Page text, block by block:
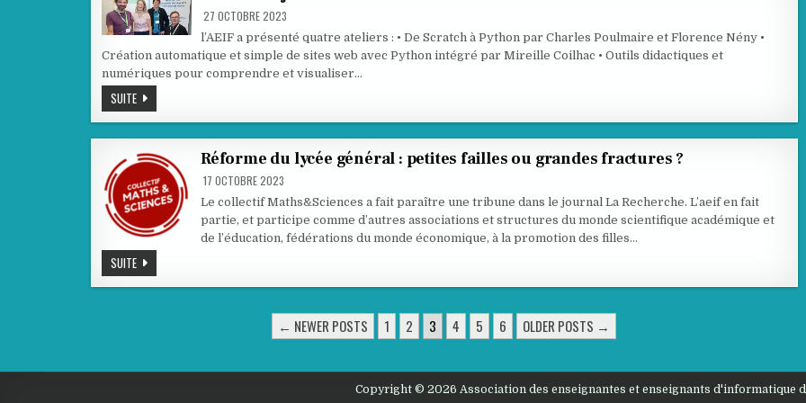
27 OCTOBRE 2023
l’AEIF a présenté quatre ateliers : • De Scratch à Python par Charles Poulmaire et Florence Nény •
Création automatique et simple de sites web avec Python intégré par Mireille Coilhac • Outils didactiques et
numériques pour comprendre et visualiser…
SUITEL’AEIF
AUX
JOURNÉES
DE
L’APMEP
2023 Réforme du lycée général : petites failles ou grandes fractures ?
17 OCTOBRE 2023
Le collectif Maths&Sciences a fait paraître une tribune dans le journal La Recherche. L’aeif en fait
partie, et participe comme d’autres associations et structures du monde scientifique académique et
de l’éducation, fédérations du monde économique, à la promotion des filles…
SUITERÉFORME
DU
LYCÉE
FRACTURES
PUBLICATIONS
← NEWER POSTS 1 2 3 4 5 6 OLDER POSTS →
Copyright © 2026 Association des enseignantes et enseignants d'informatique